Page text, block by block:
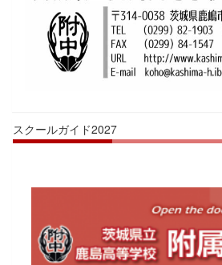
スクールガイド2027